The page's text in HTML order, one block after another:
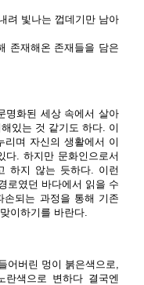
려 빛나는 껍데기만 남아
존재해온 존재들을 담은
명화된 세상 속에서 살아
있는 것 같기도 하다. 이
며 자신의 생활에서 이
. 하지만 문화인으로서
하지 않는 듯하다. 이런
로였던 바다에서 읽을 수
손되는 과정을 통해 기존
이하기를 바란다.
어버린 멍이 붉은색으로,
란색으로 변하다 결국엔